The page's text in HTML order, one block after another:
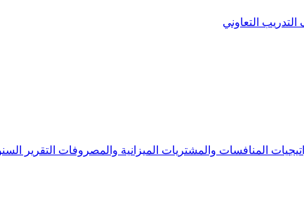
التدريب التعاوني
المنافسات والمشتريات الميزانية والمصروفات التقرير